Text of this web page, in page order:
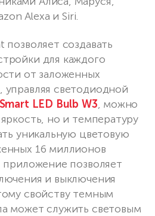
Alexa и Siri.
создавать
для каждого
от заложенных
светодиодной
LED Bulb W3, можно
но и температуру
уникальную цветовую
16 миллионов
позволяет
и выключения
свойству темным
может служить световым